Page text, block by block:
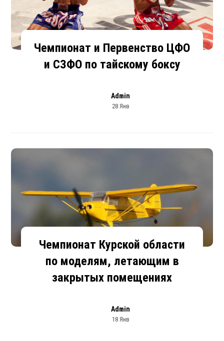
Чемпионат и Первенство ЦФО
и СЗФО по тайскому боксу
Admin
28 Янв
Чемпионат Курской области
по моделям, летающим в
закрытых помещениях
Admin
18 Янв